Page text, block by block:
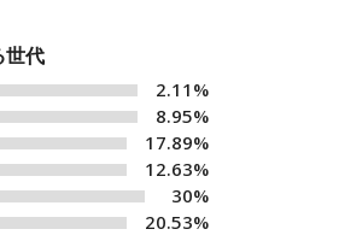
世代
2.11%
8.95%
17.89%
12.63%
30%
20.53%